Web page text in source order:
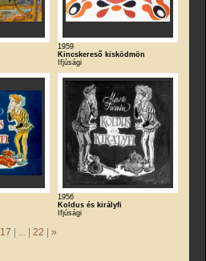
1959
Kincskereső kisködmön
Ifjúsági
1956
Koldus és királyfi
Ifjúsági
17 | ... | 22 | »